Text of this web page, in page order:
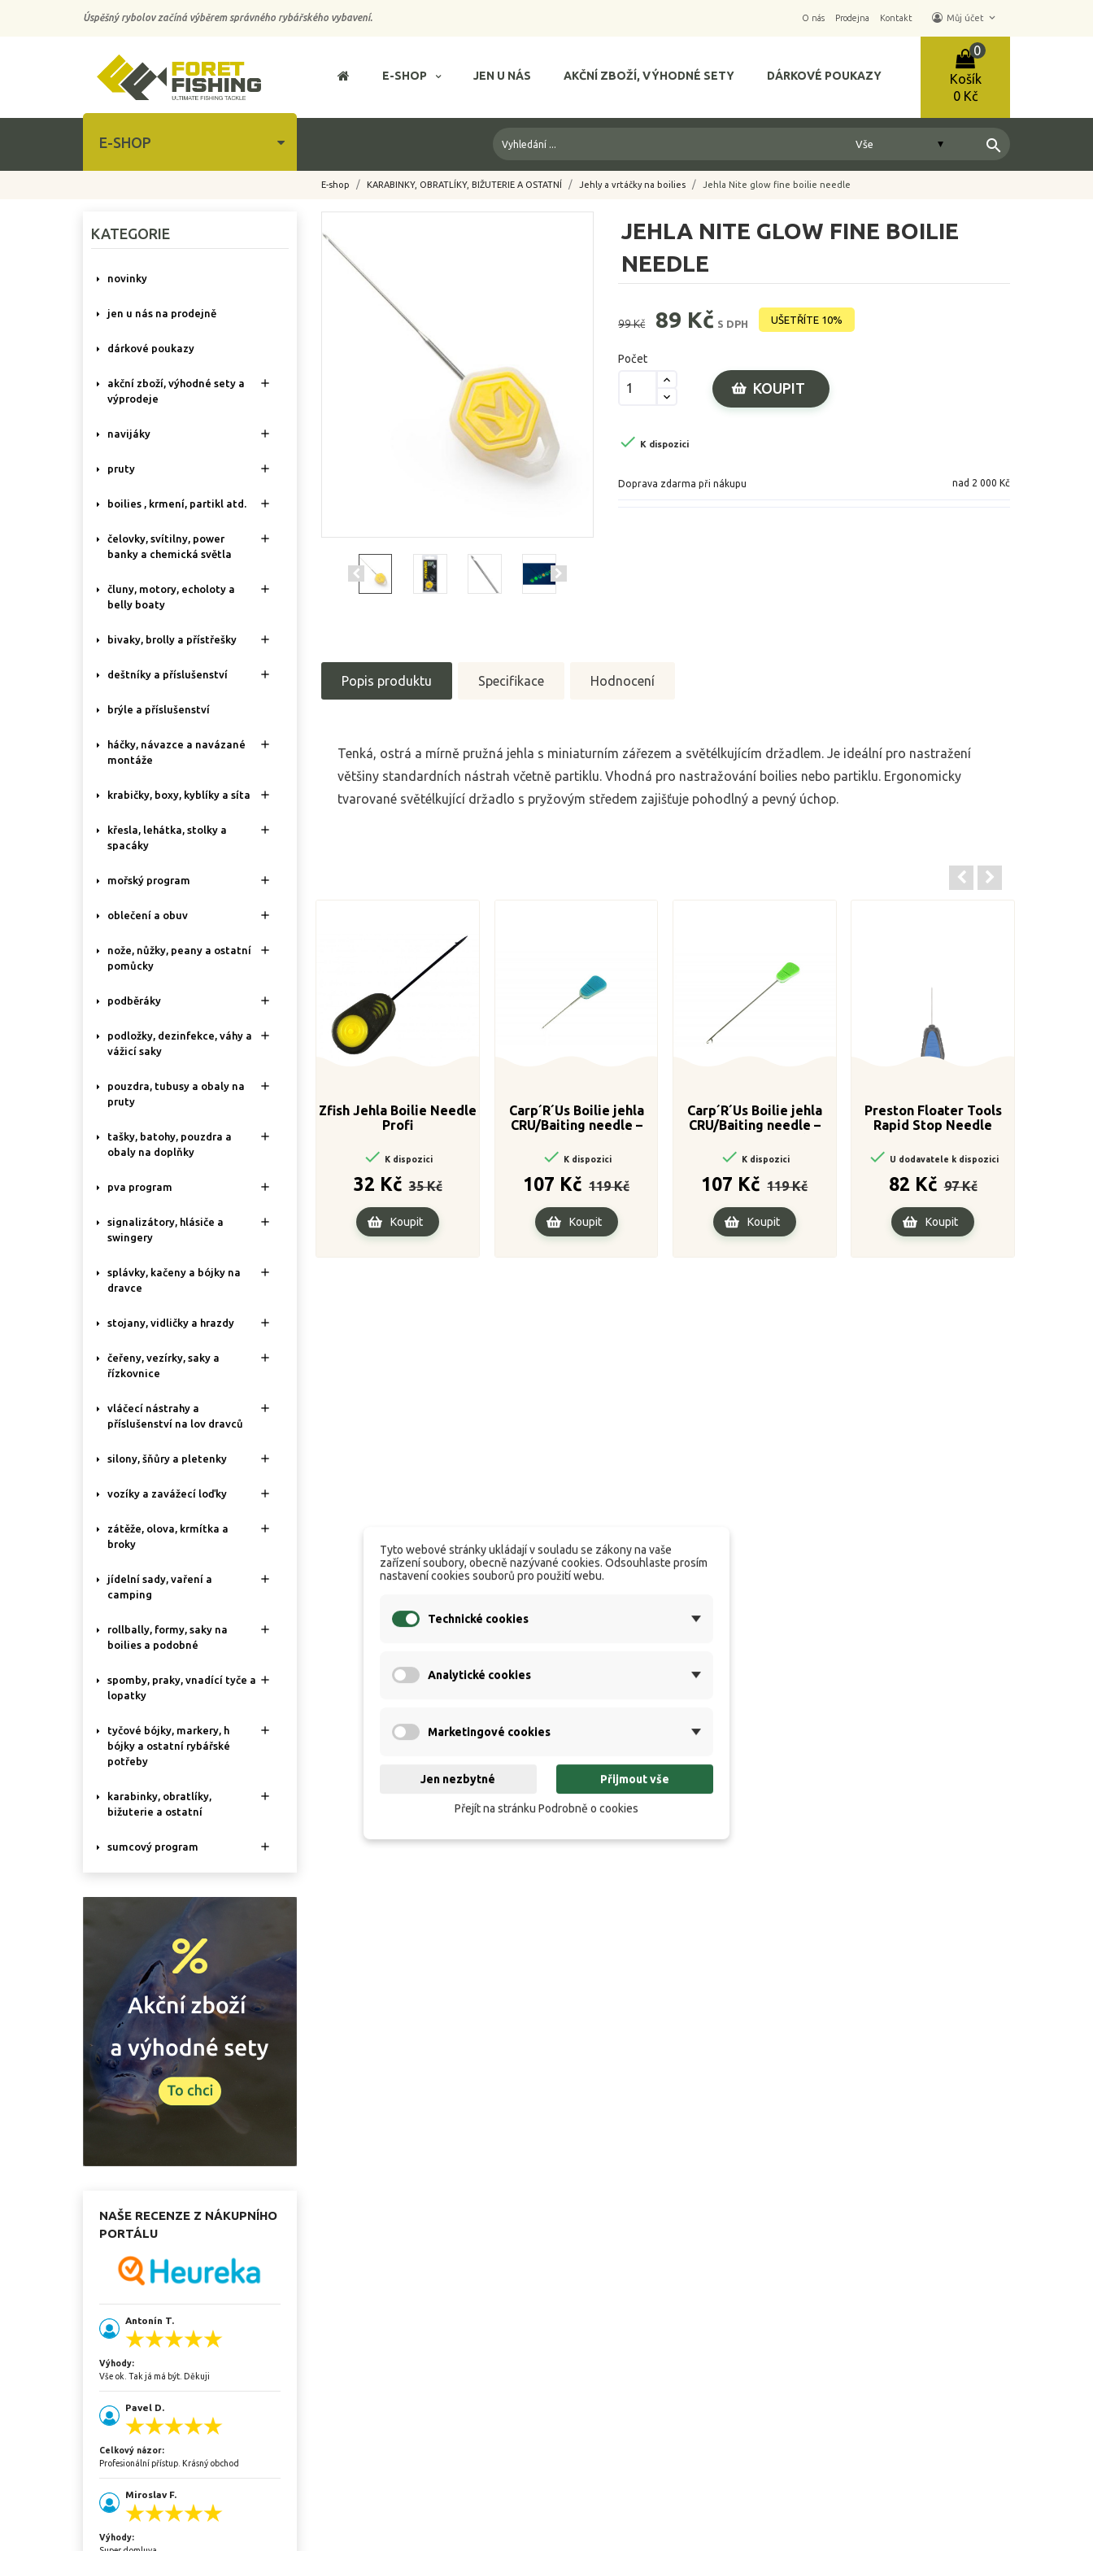
Úspěšný rybolov začíná výběrem správného rybářského vybavení. O nás Prodejna Kontakt Můj účet keyboard_arrow_down
Košík
0
0 Kč
E-SHOP JEN U NÁS AKČNÍ ZBOŽÍ, VÝHODNÉ SETY DÁRKOVÉ POUKAZY
E-SHOP search
E-shop KARABINKY, OBRATLÍKY, BIŽUTERIE A OSTATNÍ Jehly a vrtáčky na boilies Jehla Nite glow fine boilie needle
KATEGORIE
novinky
jen u nás na prodejně
dárkové poukazy
akční zboží, výhodné sety a
výprodeje

navijáky 
pruty 
boilies , krmení, partikl atd. 
čelovky, svítilny, power
banky a chemická světla

čluny, motory, echoloty a
belly boaty

bivaky, brolly a přístřešky 
deštníky a příslušenství 
brýle a příslušenství
háčky, návazce a navázané
montáže

krabičky, boxy, kyblíky a síta 
křesla, lehátka, stolky a
spacáky

mořský program 
oblečení a obuv 
nože, nůžky, peany a ostatní
pomůcky

podběráky 
podložky, dezinfekce, váhy a
vážicí saky

pouzdra, tubusy a obaly na
pruty

tašky, batohy, pouzdra a
obaly na doplňky

pva program 
signalizátory, hlásiče a
swingery

splávky, kačeny a bójky na
dravce

stojany, vidličky a hrazdy 
čeřeny, vezírky, saky a
řízkovnice

vláčecí nástrahy a
příslušenství na lov dravců

silony, šňůry a pletenky 
vozíky a zavážecí loďky 
zátěže, olova, krmítka a
broky

jídelní sady, vaření a
camping

rollbally, formy, saky na
boilies a podobné

spomby, praky, vnadící tyče a
lopatky

tyčové bójky, markery, h
bójky a ostatní rybářské
potřeby

karabinky, obratlíky,
bižuterie a ostatní

sumcový program 
NAŠE RECENZE Z NÁKUPNÍHO
PORTÁLU
Antonín T.
Výhody:
Vše ok. Tak já má být. Děkuji
Pavel D.
Celkový názor:
Profesionální přístup. Krásný obchod
Miroslav F.
Výhody:
JEHLA NITE GLOW FINE BOILIE
NEEDLE
99 Kč 89 Kč S DPH UŠETŘÍTE 10%
Počet
KOUPIT
 K dispozici
Doprava zdarma při nákupu nad 2 000 Kč
Popis produktu Specifikace Hodnocení
Tenká, ostrá a mírně pružná jehla s miniaturním zářezem a světélkujícím držadlem. Je ideální pro nastražení
většiny standardních nástrah včetně partiklu. Vhodná pro nastražování boilies nebo partiklu. Ergonomicky
tvarované světélkující držadlo s pryžovým středem zajišťuje pohodlný a pevný úchop.
Zfish Jehla Boilie Needle
Profi
 K dispozici
32 Kč cena
35 Kč
Koupit
Carp´R´Us Boilie jehla
CRU/Baiting needle –
Blue
 K dispozici
107 Kč
cena
119 Kč
Koupit
Carp´R´Us Boilie jehla
CRU/Baiting needle –
Green
 K dispozici
107 Kč
cena
119 Kč
Koupit
Preston Floater Tools
Rapid Stop Needle
 U dodavatele k dispozici
82 Kč cena
97 Kč
Koupit
Tyto webové stránky ukládají v souladu se zákony na vaše
zařízení soubory, obecně nazývané cookies. Odsouhlaste prosím
nastavení cookies souborů pro použití webu.
Technické cookies
Analytické cookies
Marketingové cookies
Jen nezbytné Přijmout vše
Přejít na stránku Podrobně o cookies